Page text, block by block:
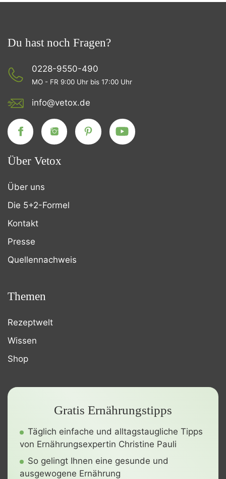
Du hast noch Fragen?
0228-9550-490
MO - FR 9:00 Uhr bis 17:00 Uhr
info@vetox.de
Über Vetox
Über uns
Die 5+2-Formel
Kontakt
Presse
Quellennachweis
Themen
Rezeptwelt
Wissen
Shop
Gratis Ernährungstipps
Täglich einfache und alltagstaugliche Tipps
von Ernährungsexpertin Christine Pauli
So gelingt Ihnen eine gesunde und
ausgewogene Ernährung